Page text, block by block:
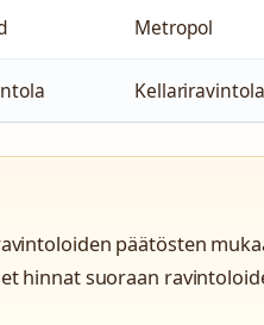
Metropol
Kellariravintola
päätösten
hinnat suoraan